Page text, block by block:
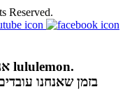
Reserved.
אנו מרעננים את חוויית הקנייה באתר lululemon.
בזמן שאנחנו